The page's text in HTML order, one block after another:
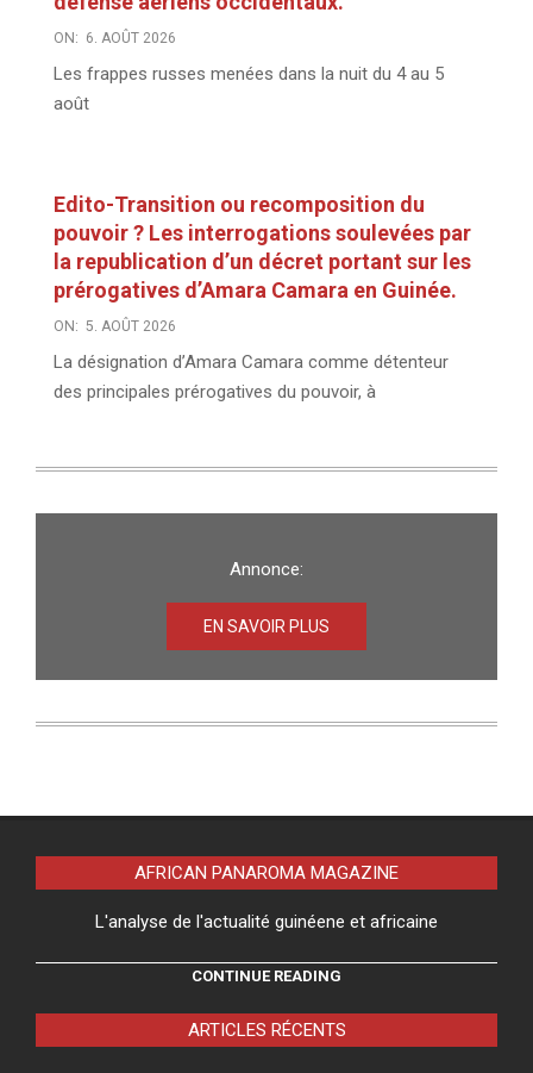
ON: 6. AOÛT 2026
Les frappes russes menées dans la nuit du 4 au 5
août
Edito-Transition ou recomposition du
pouvoir ? Les interrogations soulevées par
la republication d’un décret portant sur les
prérogatives d’Amara Camara en Guinée.
ON: 5. AOÛT 2026
La désignation d’Amara Camara comme détenteur
des principales prérogatives du pouvoir, à
Annonce:
EN SAVOIR PLUS
AFRICAN PANAROMA MAGAZINE
L'analyse de l'actualité guinéene et africaine
CONTINUE READING
ARTICLES RÉCENTS